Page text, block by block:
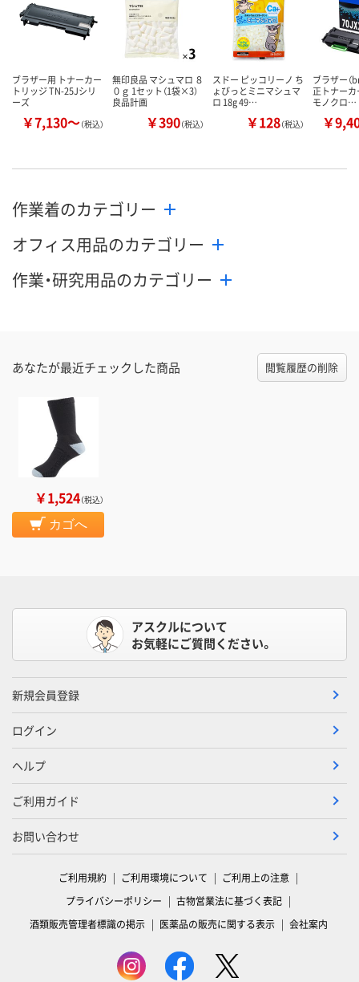
ブラザー用 トナーカー
トリッジ TN-25Jシリ
ーズ
￥7,130～（税込）
無印良品 マシュマロ ８
０ｇ 1セット（1袋×3）
良品計画
￥390（税込）
スドー ピッコリーノ ち
ょびっとミニマシュマ
ロ 18g 49…
￥128（税込）
ブラザー（
正トナー
モノクロ…
￥
作業着のカテゴリー
オフィス用品のカテゴリー
作業・研究用品のカテゴリー
あなたが最近チェックした商品 閲覧履歴の削除
￥1,524（税込）
カゴへ
アスクルについて
お気軽にご質問ください。
新規会員登録
ログイン
ヘルプ
ご利用ガイド
お問い合わせ
ご利用規約 ご利用環境について
ご利用上の注意
プライバシーポリシー
古物営業法に基づく表記
酒類販売管理者標識の掲示
医薬品の販売に関する表示 会社案内